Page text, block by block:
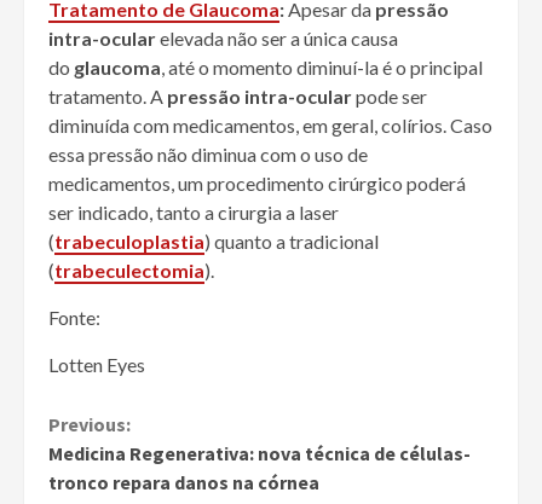
Tratamento de Glaucoma:Apesar da pressão
intra-ocularelevada não ser a única causa
do glaucoma, até o momento diminuí-la é o principal
tratamento. A pressão intra-ocularpode ser
diminuída com medicamentos, em geral, colírios. Caso
essa pressão não diminua com o uso de
medicamentos, um procedimento cirúrgico poderá
ser indicado, tanto a cirurgia a laser
(trabeculoplastia) quanto a tradicional
(trabeculectomia).
Fonte:
Lotten Eyes
Continue
Reading
Previous:
Medicina Regenerativa: nova técnica de células-
tronco repara danos na córnea